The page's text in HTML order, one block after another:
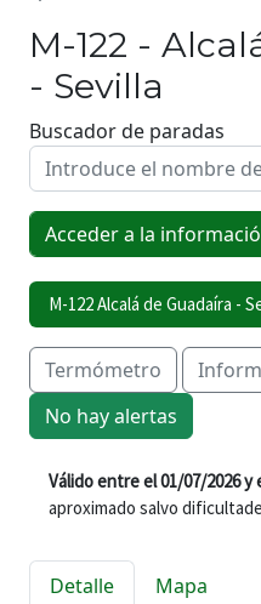
M-122 -
- Sevilla
Buscador de paradas
M-122 Alcalá de Guadaíra -
Termómetro
No hay alertas
Válido entre el 01/07/2026 y
aproximado salvo
Detalle Mapa